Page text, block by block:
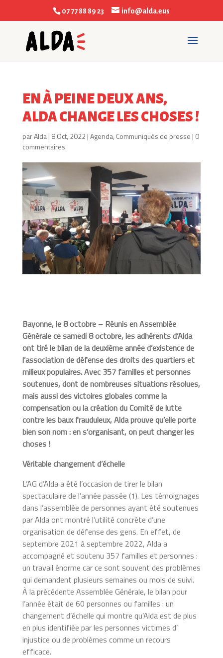
07 77 88 89 23 info@alda.eus
EN À PEINE DEUX ANS,
ALDA CHANGE LES CHOSES !
parAlda| 8 Oct, 2022|Agenda, Communiqués de presse | 0
commentaires
Bayonne, le 8 octobre – Réunis en Assemblée
Générale ce samedi 8 octobre, les adhérents d’Alda
ont tiré le bilan de la deuxième année d’existence de
l’association de défense des droits des quartiers et
milieux populaires. Avec 357 familles et personnes
soutenues, dont de nombreuses situations résolues,
mais aussi des victoires globales comme la
compensation ou la création du Comité de lutte
contre les baux frauduleux, Alda prouve qu’elle porte
bien son nom : en s’organisant, on peut changer les
choses !
Véritable changement d’échelle
L’AG d’Alda a été l’occasion de tirer le bilan
spectaculaire de l’année passée (1). Les témoignages
dans l’assemblée de personnes ayant été soutenues
par Alda ont montré l’utilité concrète d’une
organisation de défense des gens. En effet, de
septembre 2021 à septembre 2022, Alda a
accompagné et soutenu 357 familles et personnes :
un travail énorme car ce sont souvent des problèmes
qui demandent plusieurs semaines ou mois de suivi.
À la précédente Assemblée Générale, le bilan pour
l’année était de 60 personnes ou familles : un
changement d’échelle qui montre qu’Alda est de plus
en plus identifiée par les personnes victimes d’
injustice ou de problèmes comme un recours
efficace.